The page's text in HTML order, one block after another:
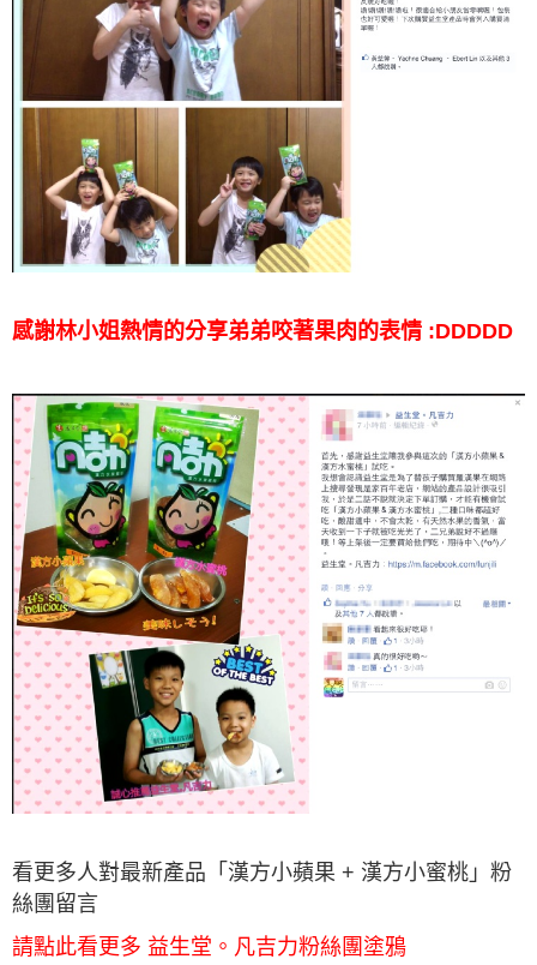
感謝林小姐熱情的分享弟弟咬著果肉的表情 :DDDDD
看更多人對最新產品「漢方小蘋果 + 漢方小蜜桃」粉
絲團留言
請點此看更多 益生堂。凡吉力粉絲團塗鴉